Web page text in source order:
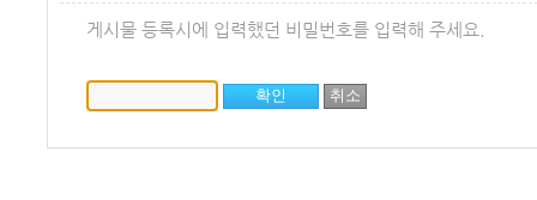
게시물 등록시에 입력했던 비밀번호를 입력해 주세요.